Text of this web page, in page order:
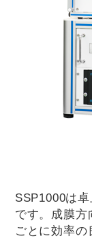
SSP1000は
です。成膜方
ごとに効率の